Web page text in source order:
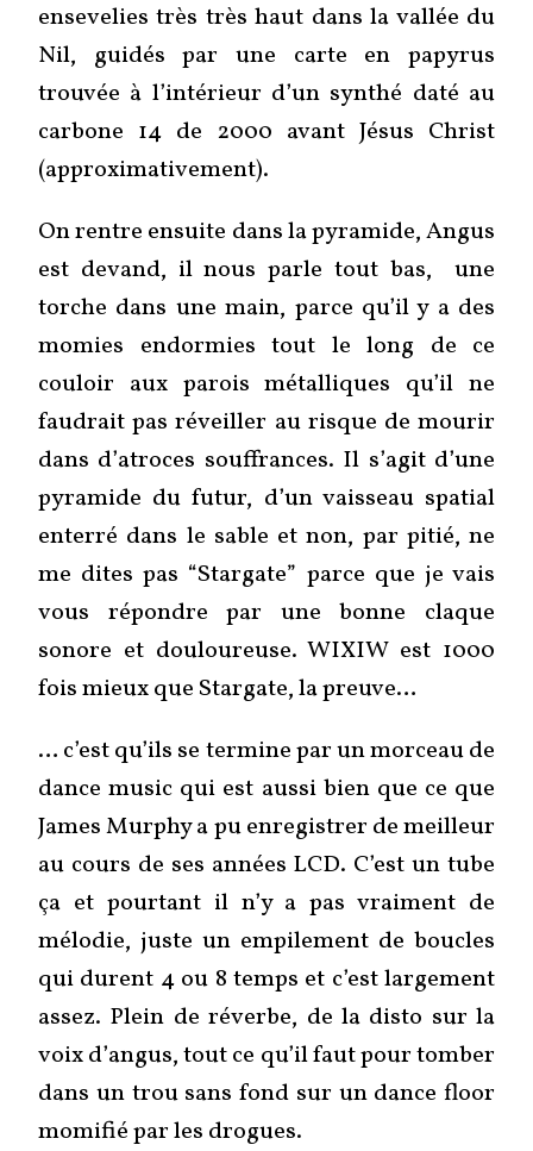
ensevelies très très haut dans la vallée du
Nil, guidés par une carte en papyrus
trouvée à l’intérieur d’un synthé daté au
carbone 14 de 2000 avant Jésus Christ
(approximativement).
On rentre ensuite dans la pyramide, Angus
est devand, il nous parle tout bas, une
torche dans une main, parce qu’il y a des
momies endormies tout le long de ce
couloir aux parois métalliques qu’il ne
faudrait pas réveiller au risque de mourir
dans d’atroces souffrances. Il s’agit d’une
pyramide du futur, d’un vaisseau spatial
enterré dans le sable et non, par pitié, ne
me dites pas “Stargate” parce que je vais
vous répondre par une bonne claque
sonore et douloureuse. WIXIW est 1000
fois mieux que Stargate, la preuve…
… c’est qu’ils se termine par un morceau de
dance music qui est aussi bien que ce que
James Murphy a pu enregistrer de meilleur
au cours de ses années LCD. C’est un tube
ça et pourtant il n’y a pas vraiment de
mélodie, juste un empilement de boucles
qui durent 4 ou 8 temps et c’est largement
assez. Plein de réverbe, de la disto sur la
voix d’angus, tout ce qu’il faut pour tomber
dans un trou sans fond sur un dance floor
momifié par les drogues.